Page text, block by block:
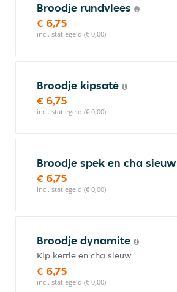
Broodje rundvlees
€ 6,75
incl. statiegeld (€ 0,00)
Broodje kipsaté
€ 6,75
incl. statiegeld (€ 0,00)
Broodje spek en cha sieuw
€ 6,75
incl. statiegeld (€ 0,00)
Broodje dynamite
Kip kerrie en cha sieuw
€ 6,75
incl. statiegeld (€ 0,00)